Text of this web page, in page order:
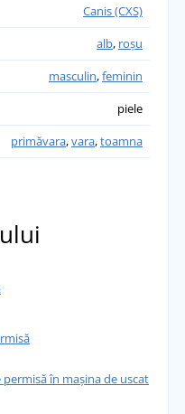
Canis (CXS)
alb, roșu
masculin,feminin
piele
primăvara,vara,toamna
permisă în mașina de uscat